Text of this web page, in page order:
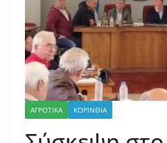
ΑΓΡΟΤΙΚΑ ΚΟΡΙΝΘΙΑ